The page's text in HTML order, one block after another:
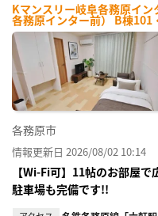
Kマンスリー岐阜各務原イ
各務原インター前） B棟
各務原市
情報更新日 2026/08/02 10:14
【Wi-Fi可】11帖のお部屋
駐車場も完備です!!